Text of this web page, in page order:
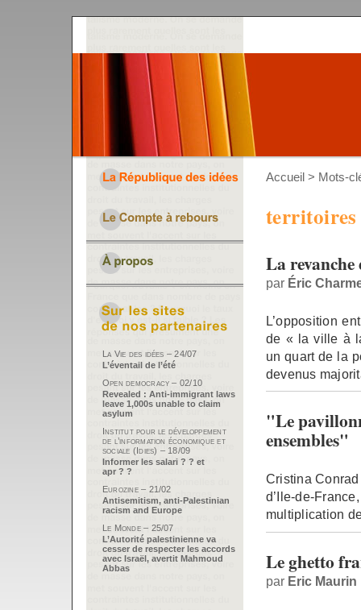
Accueil > Mots-
territoires
La revanche
par Éric
L’opposition
de « la ville à
un quart de la
devenus
"Le
ensembles"
Cristina
d’Ile-de-
multiplication
Le ghetto
par Eric Maurin
La Vie des idées – 24/07
L’éventail de l’été
Open democracy – 02/10
Revealed : Anti-immigrant laws
leave 1,000s unable to claim
asylum
Institut pour le développement
de l’information économique et
sociale (Idies) – 18/09
Informer les salari ? ? et
apr ? ?
Eurozine – 21/02
Antisemitism, anti-Palestinian
racism and Europe
Le Monde – 25/07
L’Autorité palestinienne va
cesser de respecter les accords
avec Israël, avertit Mahmoud
Abbas